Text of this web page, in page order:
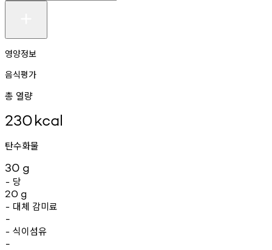
영양정보
음식평가
총 열량
230kcal
탄수화물
30 g
- 당
20 g
- 대체 감미료
-
- 식이섬유
-